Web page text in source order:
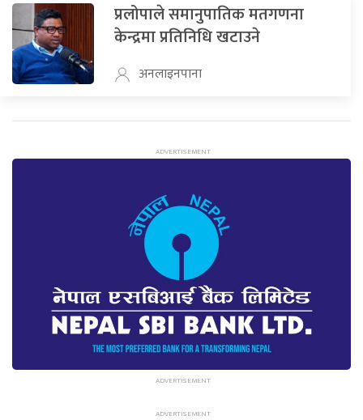
प्रलोपाले समानुपातिक मतगणना
केन्द्रमा प्रतिनिधि खटाउने
अनलाइनपाना